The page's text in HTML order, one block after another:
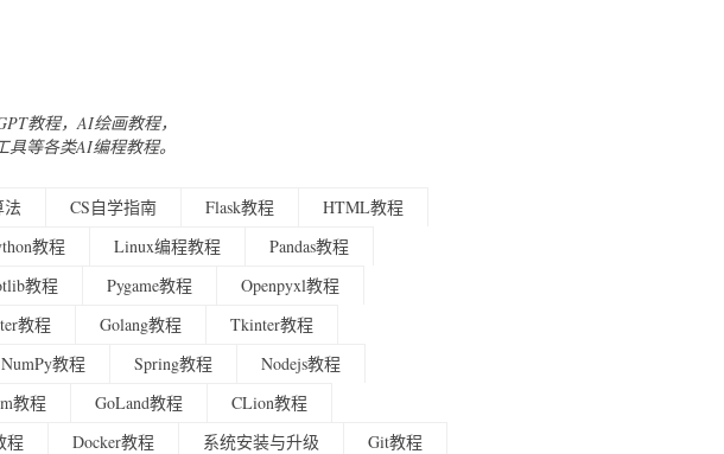
教程，AI绘画教程，
等各类AI编程教程。
法 CS自学指南 Flask教程
HTML教程
教程 Linux编程教程
Pandas教程
教程 Pygame教程
Openpyxl教程
教程 Golang教程
Tkinter教程
NumPy教程 Spring教程
Nodejs教程
教程 GoLand教程
CLion教程
程 Docker教程 系统安装与升级 Git教程